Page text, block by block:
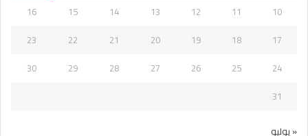
10
11
12
13
14
15
16
17
18
19
20
21
22
23
24
25
26
27
28
29
30
31
« يوليو